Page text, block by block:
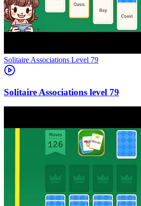
Level 79
79